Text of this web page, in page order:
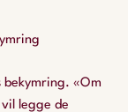
«Om
legge de